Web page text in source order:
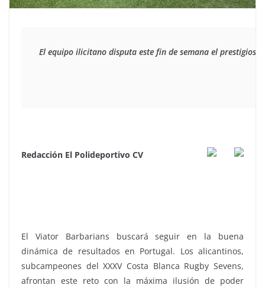
El equipo ilicitano disputa este fin de semana el
Redacción El Polideportivo CV
El Viator Barbarians buscará seguir en la buena
dinámica de resultados en Portugal. Los alicantinos,
subcampeones del XXXV Costa Blanca Rugby Sevens,
afrontan este reto con la máxima ilusión de poder